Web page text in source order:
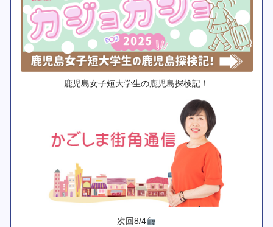
鹿児島女子短大学生の鹿児島探検記！
次回8/4